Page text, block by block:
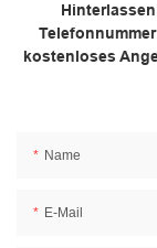
kostenloses
Name
E-Mail